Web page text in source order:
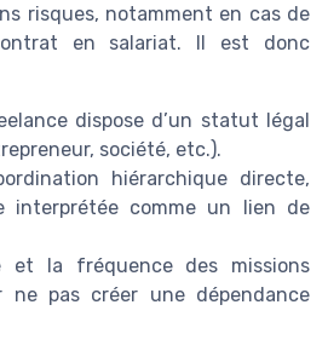
risques, notamment en cas de
en salariat. Il est donc
dispose d’un statut légal
société, etc.).
hiérarchique directe,
interprétée comme un lien de
et la fréquence des missions
ne pas créer une dépendance